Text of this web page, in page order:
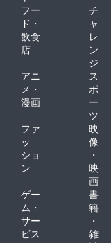
フー
ド・
飲食
店
チ
ャ
レ
ン
ジ
アニ
メ・
漫画
ス
ポ
ー
ツ
ファ
ッ
ショ
ン
映
像
・
映
画
ゲー
ム・
サー
ビス
書
籍
・
雑